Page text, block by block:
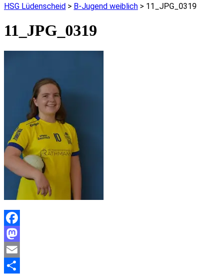
HSG Lüdenscheid > B-Jugend weiblich > 11_JPG_0319
11_JPG_0319
Facebook
Mastodon
Email